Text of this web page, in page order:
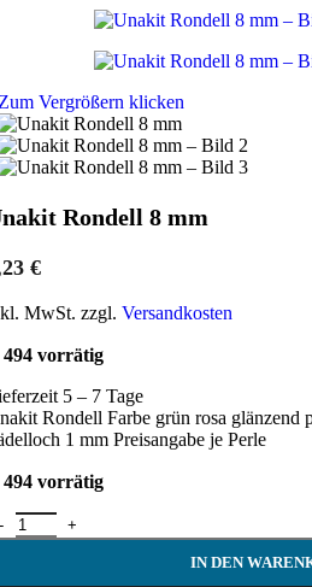
Vergrößern klicken
Rondell 8 mm
€
MwSt. zzgl. Versandkosten
494 vorrätig
5 – 7 Tage
Rondell Farbe grün rosa glänzend
1 mm Preisangabe je Perle
494 vorrätig
Rondell 8 mm Menge
IN DEN